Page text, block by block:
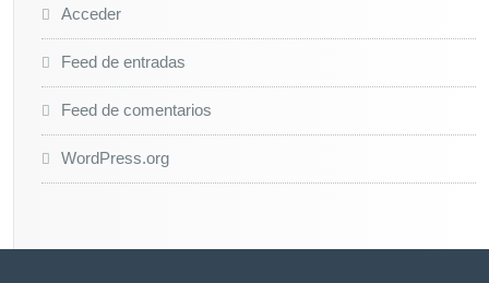
Acceder
Feed de entradas
Feed de comentarios
WordPress.org